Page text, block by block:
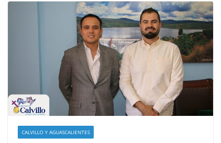
CALVILLO Y AGUASCALIENTES